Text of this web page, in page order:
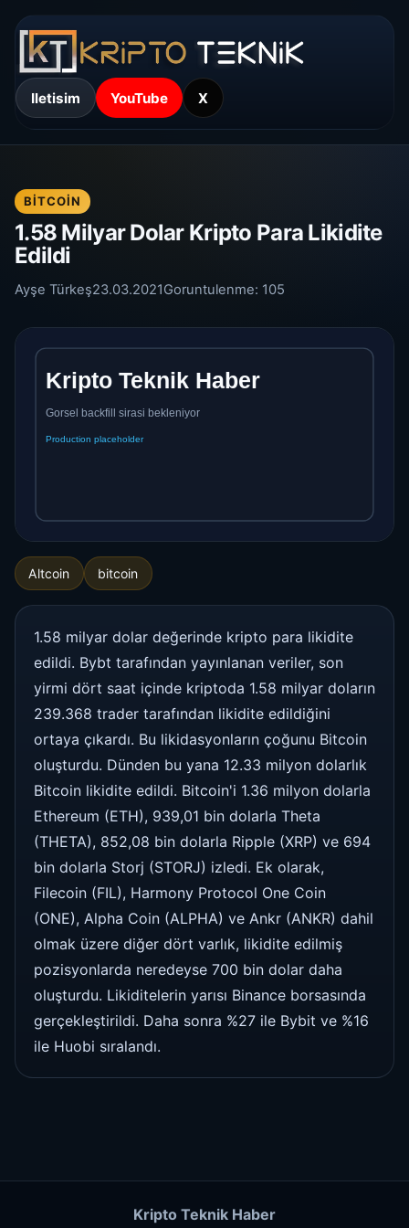
Iletisim YouTube X
BITCOIN
1.58 Milyar Dolar Kripto Para Likidite
Edildi
Ayşe Türkeş23.03.2021Goruntulenme: 105
Altcoin bitcoin
1.58 milyar dolar değerinde kripto para likidite
edildi. Bybt tarafından yayınlanan veriler, son
yirmi dört saat içinde kriptoda 1.58 milyar doların
239.368 trader tarafından likidite edildiğini
ortaya çıkardı. Bu likidasyonların çoğunu Bitcoin
oluşturdu. Dünden bu yana 12.33 milyon dolarlık
Bitcoin likidite edildi. Bitcoin'i 1.36 milyon dolarla
Ethereum (ETH), 939,01 bin dolarla Theta
(THETA), 852,08 bin dolarla Ripple (XRP) ve 694
bin dolarla Storj (STORJ) izledi. Ek olarak,
Filecoin (FIL), Harmony Protocol One Coin
(ONE), Alpha Coin (ALPHA) ve Ankr (ANKR) dahil
olmak üzere diğer dört varlık, likidite edilmiş
pozisyonlarda neredeyse 700 bin dolar daha
oluşturdu. Likiditelerin yarısı Binance borsasında
gerçekleştirildi. Daha sonra %27 ile Bybit ve %16
ile Huobi sıralandı.
Kripto Teknik Haber